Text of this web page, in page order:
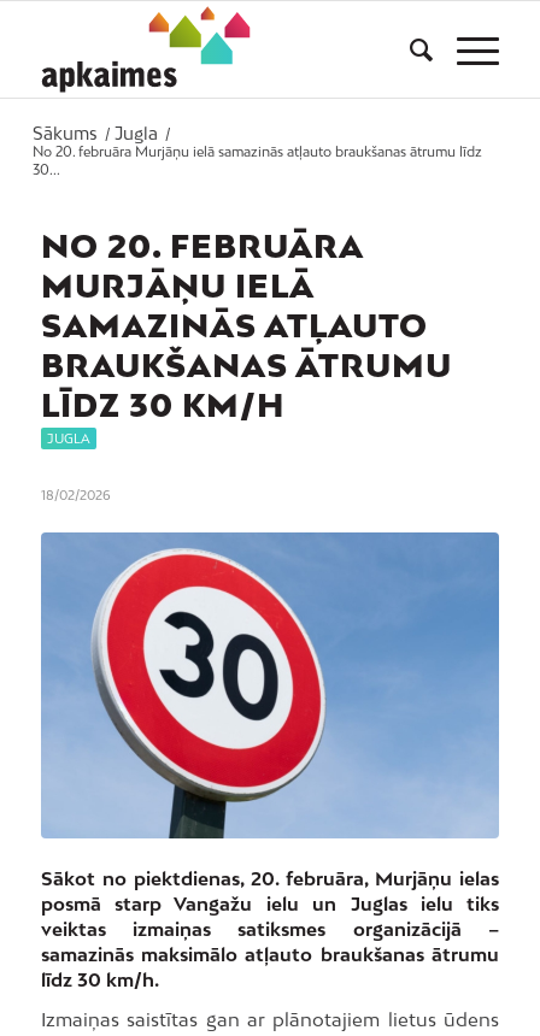
Sākums / Jugla
/
No 20. februāra Murjāņu ielā samazinās atļauto braukšanas ātrumu līdz
30...
NO 20. FEBRUĀRA
MURJĀŅU IELĀ
SAMAZINĀS ATĻAUTO
BRAUKŠANAS ĀTRUMU
LĪDZ 30 KM/H
JUGLA
18/02/2026
Sākot no piektdienas, 20. februāra, Murjāņu ielas
posmā starp Vangažu ielu un Juglas ielu tiks
veiktas izmaiņas satiksmes organizācijā –
samazinās maksimālo atļauto braukšanas ātrumu
līdz 30 km/h.
Izmaiņas saistītas gan ar plānotajiem lietus ūdens